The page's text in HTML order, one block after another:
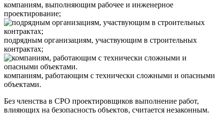
компаниям, выполняющим рабочее и инженерное
проектирование;
подрядным организациям, участвующим в строительных
контрактах;
компаниям, работающим с технически сложными и опасными
объектами.
Без членства в СРО проектировщиков выполнение работ,
влияющих на безопасность объектов, считается незаконным.